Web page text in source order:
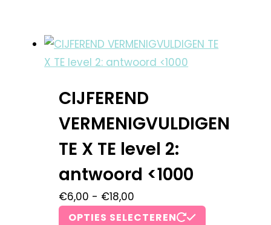
CIJFEREND
VERMENIGVULDIGEN
TE X TE level 2:
antwoord <1000
€6,00 - €18,00
OPTIES SELECTEREN